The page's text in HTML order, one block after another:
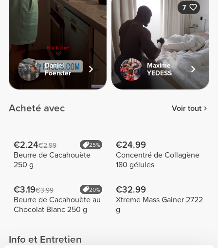
Daniel
Foerster
7
Maxime
YEDESS
Acheté avec Voir tout
€2.24€2.99 25%
Beurre de Cacahouète
250 g
€24.99
Concentré de Collagène
180 gélules
€3.19€3.99 20%
Beurre de Cacahouète au
Chocolat Blanc 250 g
€32.99
Xtreme Mass Gainer 2722
g
Info et Entretien